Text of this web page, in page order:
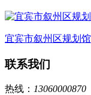
宜宾市叙州区规划馆
联系我们
热线： 13060000870